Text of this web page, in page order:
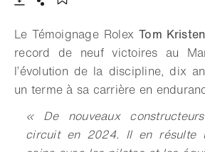
Le Témoignage Rolex Tom
record de neuf victoires au
l’évolution de la discipline, dix
un terme à sa carrière en
« De nouveaux
circuit en 2024. Il en résulte